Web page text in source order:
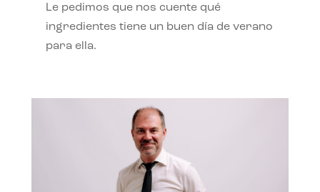
Le pedimos que nos cuente qué
ingredientes tiene un buen día de verano
para ella.